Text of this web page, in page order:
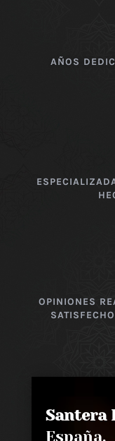
AÑOS
OPINIONES
Santera
España,